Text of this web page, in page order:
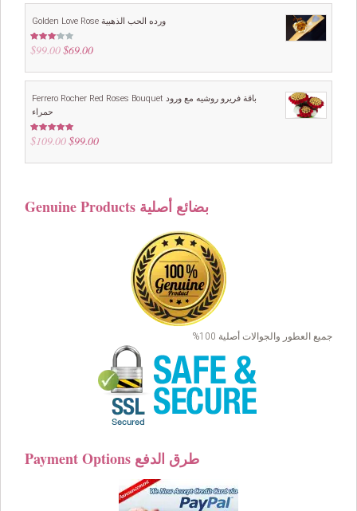
Golden Love Rose ورده الحب الذهبية
Rated
3.00
5
$99.00 Original
was:
$69.00Current
is:
Ferrero Rocher Red Roses Bouquet باقة فريرو روشيه مع ورود
حمراء
Rated 5.00
out of 5
$109.00 Original
was:
$99.00Current
is:
Genuine Products بضائع أصلية
جميع العطور والجوالات أصلية 100%
Payment Options طرق الدفع